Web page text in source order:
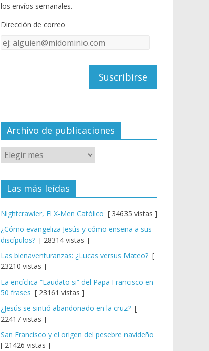
o
k e
C
el
los envíos semanales.
Dirección de correo
Dirección
Archivo de publicaciones
Las más leídas
Nightcrawler, El X-Men Católico [ 34635 vistas ]
¿Cómo evangeliza Jesús y cómo enseña a sus
discípulos? [ 28314 vistas ]
Las bienaventuranzas: ¿Lucas versus Mateo? [
23210 vistas ]
La encíclica “Laudato si” del Papa Francisco en
50 frases [ 23161 vistas ]
¿Jesús se sintió abandonado en la cruz? [
22417 vistas ]
San Francisco y el origen del pesebre navideño
[ 21426 vistas ]